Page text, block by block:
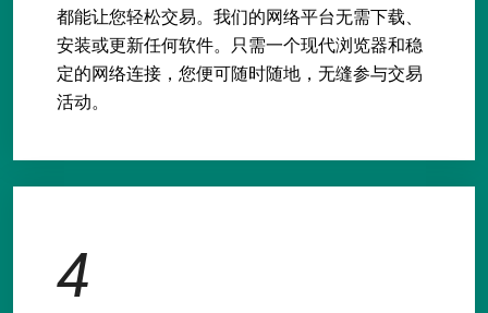
都能让您轻松交易。我们的网络平台无需下载、
安装或更新任何软件。只需一个现代浏览器和稳
定的网络连接，您便可随时随地，无缝参与交易
活动。
4